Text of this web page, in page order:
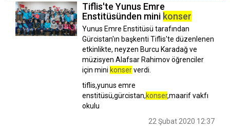
Tiflis'te Yunus Emre
Enstitüsünden mini konser
Yunus Emre Enstitüsü tarafından
Gürcistan'ın başkenti Tiflis'te düzenlenen
etkinlikte, neyzen Burcu Karadağ ve
müzisyen Alafsar Rahimov öğrenciler
için mini konserverdi.
tiflis,yunus emre
enstitüsü,gürcistan,konser,maarif vakfı
okulu
22 Şubat 2020 12:37